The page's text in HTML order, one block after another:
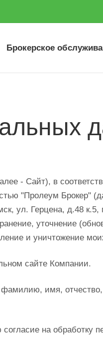
Брокерское
на обработку
имя,
сайте Компании.
- Сайт), в
"Пролеум Брокер"
ул. Герцена, д.48
уточнение
и уничтожение